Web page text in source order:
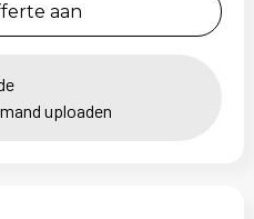
aan
uploaden